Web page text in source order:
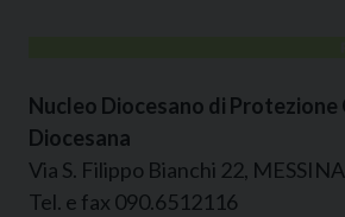
Nucleo Diocesano di Protezione
Diocesana
Via S. Filippo Bianchi 22, MESSINA
Tel. e fax 090.6512116